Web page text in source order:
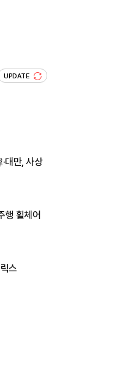
UPDATE
대만, 사상
행 휠체어
스